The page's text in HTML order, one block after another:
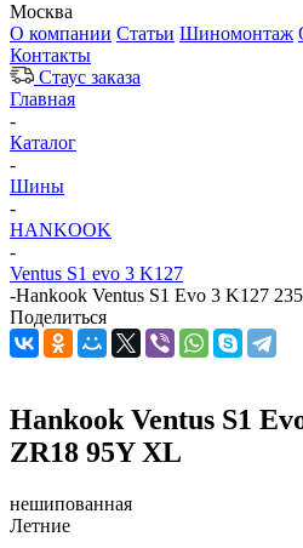
Москва
О компании Статьи Шиномонтаж
Контакты
Стаус заказа
Главная
-
Каталог
-
Шины
-
HANKOOK
-
Ventus S1 evo 3 K127
-Hankook Ventus S1 Evo 3 K127
Поделиться
Hankook Ventus S1
ZR18 95Y XL
нешипованная
Летние